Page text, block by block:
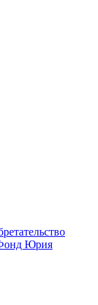
Юрия